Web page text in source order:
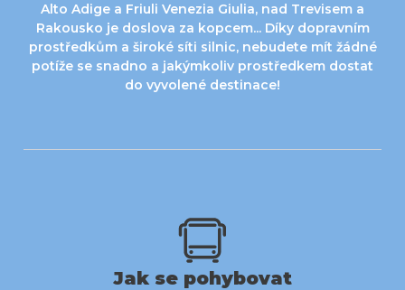
Alto Adige a Friuli Venezia Giulia, nad Trevisem a
Rakousko je doslova za kopcem... Díky dopravním
prostředkům a široké síti silnic, nebudete mít žádné
potíže se snadno a jakýmkoliv prostředkem dostat
do vyvolené destinace!
Jak se pohybovat